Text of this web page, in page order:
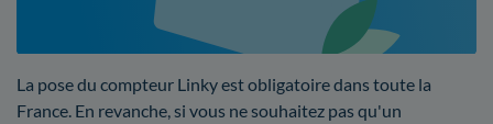
La pose du compteur Linky est obligatoire dans toute la
France. En revanche, si vous ne souhaitez pas qu'un